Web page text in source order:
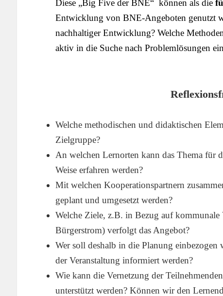
Diese „Big Five der BNE“ können als die
Entwicklung von BNE-Angeboten genutzt
nachhaltiger Entwicklung? Welche
aktiv in die Suche nach Problemlösungen
Welche methodischen und didaktischen
Zielgruppe?
An welchen Lernorten kann das Thema für
Weise erfahren werden?
Mit welchen Kooperationspartnern
geplant und umgesetzt werden?
Welche Ziele, z.B. in Bezug auf
Bürgerstrom) verfolgt das Angebot?
Wer soll deshalb in die Planung
der Veranstaltung informiert werden?
Wie kann die Vernetzung der
unterstützt werden? Können wir den